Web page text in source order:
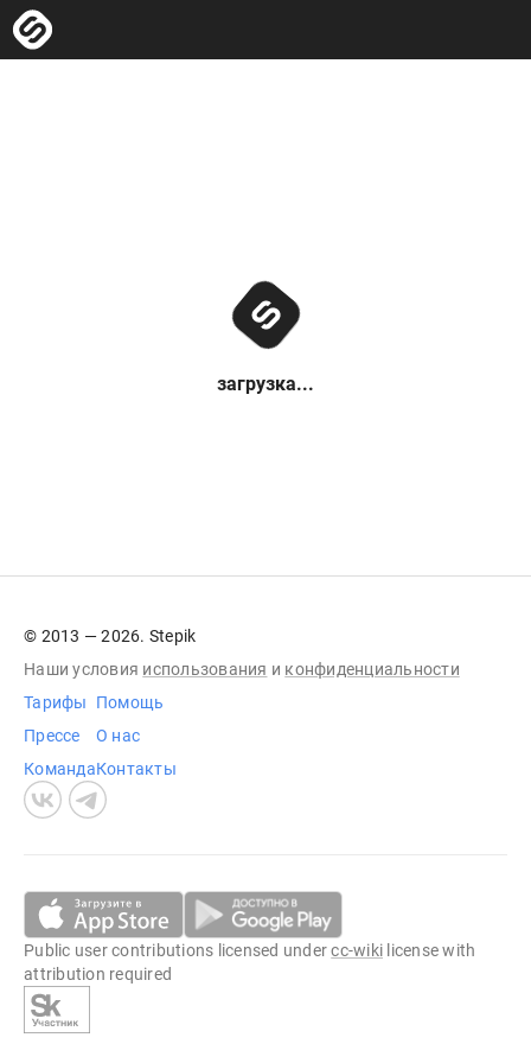
загрузка...
© 2013 — 2026. Stepik
Наши условия использования и конфиденциальности
Тарифы
Прессе
Команда
Помощь
О нас
Контакты
Public user contributions licensed undercc-wiki license with
attribution required